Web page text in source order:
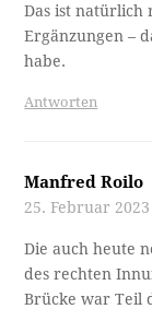
Das ist natürlich
Ergänzungen –
habe.
Antworten
Manfred Roilo
25. Februar
Die auch heute
des rechten
Brücke war Teil